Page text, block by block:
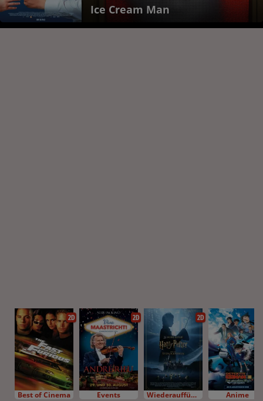
PAW Patrol: Der Dino Film
2D
Best of Cinema
2D
Events
2D
Wiederaufführung Anime